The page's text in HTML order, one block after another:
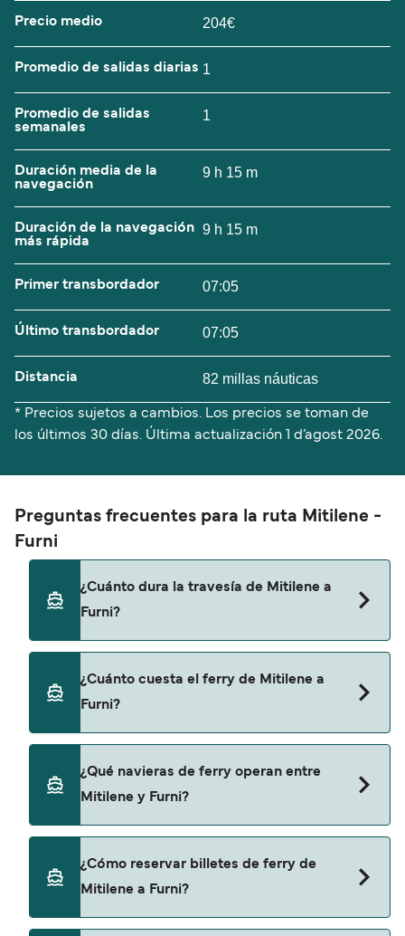
Precio medio 204€
Promedio de salidas diarias 1
Promedio de salidas
semanales
1
Duración media de la
navegación
9 h 15 m
Duración de la navegación
más rápida
9 h 15 m
Primer transbordador 07:05
Último transbordador 07:05
Distancia 82 millas náuticas
* Precios sujetos a cambios. Los precios se toman de
los últimos 30 días. Última actualización
1 d’agost 2026.
Preguntas frecuentes para la ruta Mitilene -
Furni
¿Cuánto dura la travesía de Mitilene a
Furni?
Furni es de aproximadamente 9 horas 15 minutos.
temporada a otra, por lo que te recomendamos
actualizada.
¿Cuánto cuesta el ferry de Mitilene a
Furni?
variar según la temporada. El precio promedio de
un ferry de Mitilene a Furni es de 204€. El precio
no incluye los gastos de reserva.
¿Qué navieras de ferry operan entre
Mitilene y Furni?
de Mitilene a Furni.
¿Cómo reservar billetes de ferry de
Mitilene a Furni?